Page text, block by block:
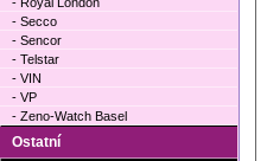
- Secco
- Sencor
- Telstar
- VIN
- VP
- Zeno-Watch Basel
Ostatní